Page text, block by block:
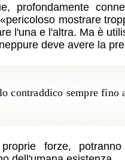
profondamente
pericoloso mostrare
l'una e l'altra. Ma è
deve avere la
contraddico sempre
forze,